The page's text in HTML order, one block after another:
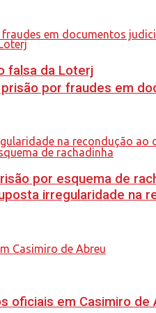
por fraudes em
irregularidade na
oficiais em Casimiro de
falsa da Loterj
por esquema de